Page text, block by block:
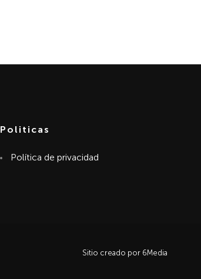
Politicas
Política de privacidad
Sitio creado por 6Media